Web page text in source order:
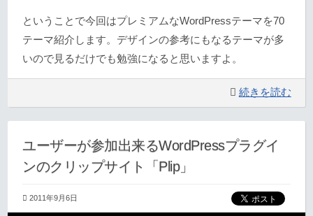
ということで今回はプレミアムなWordPressテーマを70
テーマ紹介します。デザインの参考にもなるテーマが多
いので見るだけでも勉強になると思いますよ。
続きを読む
ユーザーが参加出来るWordPressプラグイ
ンのクリップサイト「Plip」
2011年9月6日